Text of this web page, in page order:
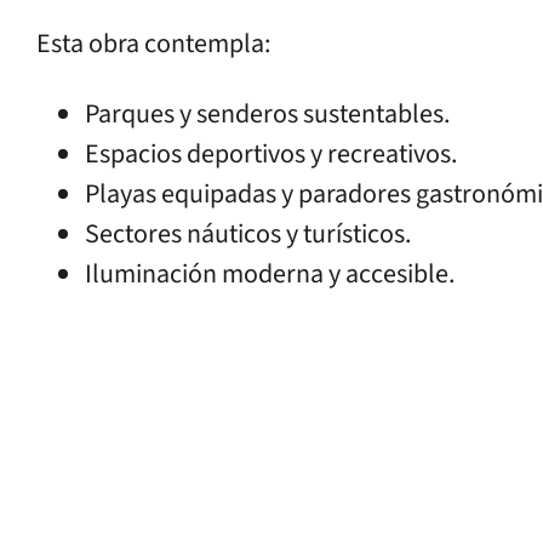
Esta obra contempla:
Parques y senderos sustentables.
Espacios deportivos y recreativos.
Playas equipadas y paradores
Sectores náuticos y turísticos.
Iluminación moderna y accesible.